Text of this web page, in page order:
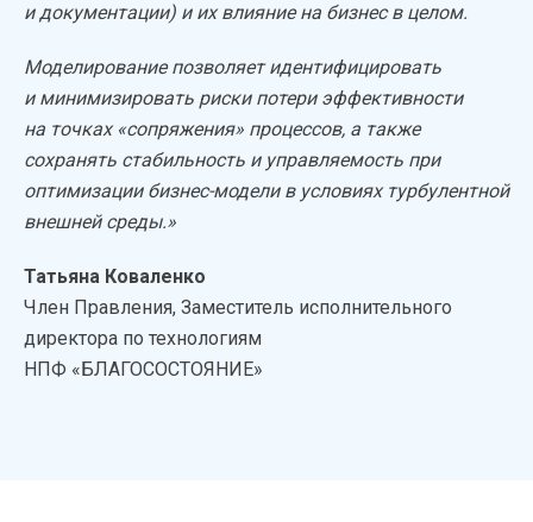
и документации) и их влияние на бизнес в целом.
Моделирование позволяет идентифицировать
и минимизировать риски потери эффективности
на точках «сопряжения» процессов, а также
сохранять стабильность и управляемость при
оптимизации бизнес-модели в условиях турбулентной
внешней среды.»
Татьяна Коваленко
Член Правления, Заместитель исполнительного
директора по технологиям
НПФ «БЛАГОСОСТОЯНИЕ»